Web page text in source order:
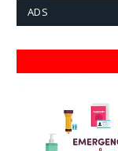
ADS